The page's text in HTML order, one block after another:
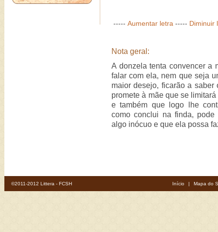
----- Aumentar letra ----- Diminuir
Nota geral:
A donzela tenta convencer a
falar com ela, nem que seja
maior desejo, ficarão a
promete à mãe que se
e também que logo lhe
como conclui na finda,
algo inócuo e que ela possa
©2011-2012 Littera - FCSH Início | Mapa do